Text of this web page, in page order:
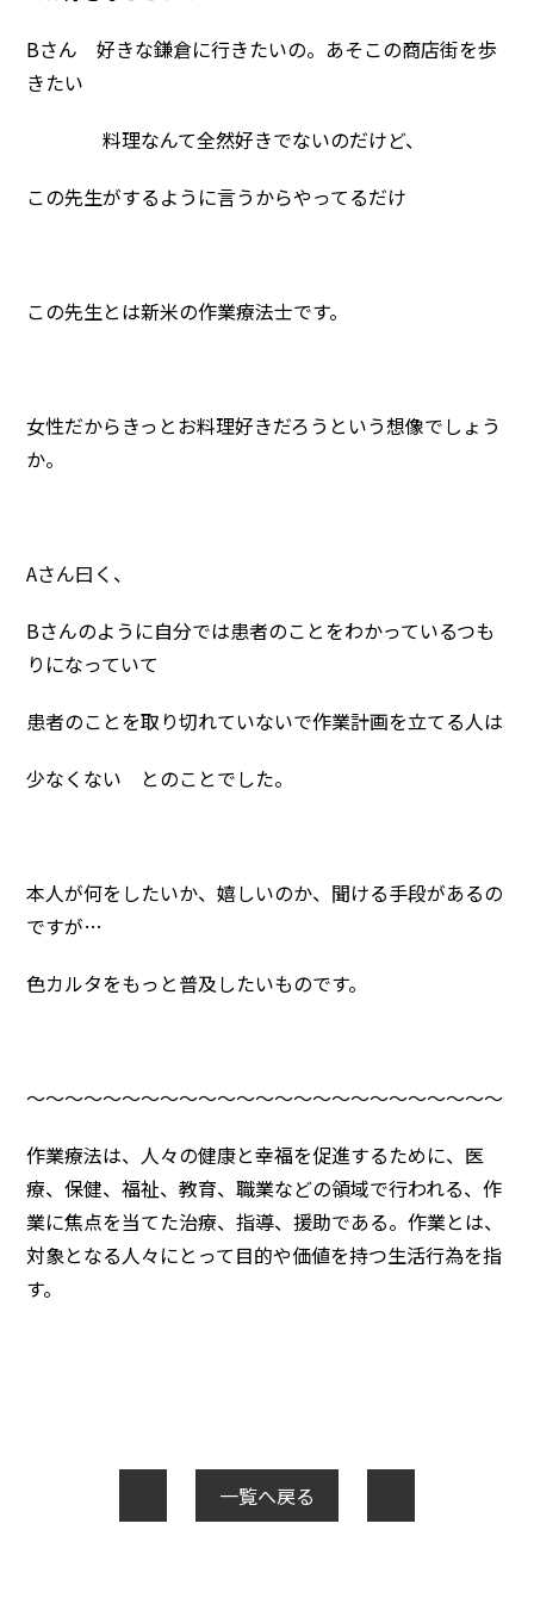
Bさん 好きな鎌倉に行きたいの。あそこの商店街を歩
きたい
料理なんて全然好きでないのだけど、
この先生がするように言うからやってるだけ
この先生とは新米の作業療法士です。
女性だからきっとお料理好きだろうという想像でしょう
か。
Aさん曰く、
Bさんのように自分では患者のことをわかっているつも
りになっていて
患者のことを取り切れていないで作業計画を立てる人は
少なくない とのことでした。
本人が何をしたいか、嬉しいのか、聞ける手段があるの
ですが…
色カルタをもっと普及したいものです。
～～～～～～～～～～～～～～～～～～～～～～～～～
作業療法は、人々の健康と幸福を促進するために、医
療、保健、福祉、教育、職業などの領域で行われる、作
業に焦点を当てた治療、指導、援助である。作業とは、
対象となる人々にとって目的や価値を持つ生活行為を指
す。
一覧へ戻る